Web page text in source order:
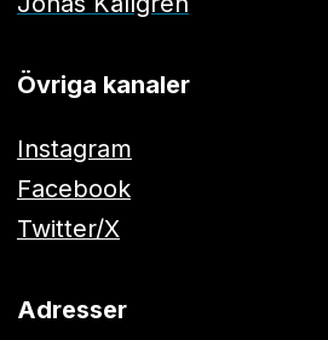
Övriga kanaler
Instagram
Facebook
Twitter/X
Adresser